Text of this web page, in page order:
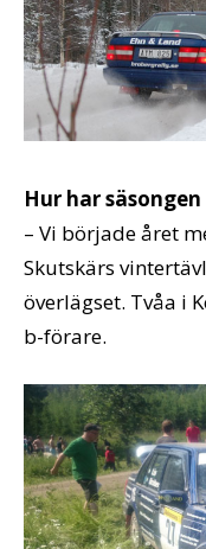
Hur har
– Vi började året
Skutskärs
överlägset. Tvåa i
b-förare.